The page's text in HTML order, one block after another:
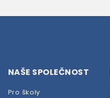
NAŠE SPOLEČNOST
Pro školy